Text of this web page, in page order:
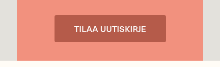
Tietosuojaseloste